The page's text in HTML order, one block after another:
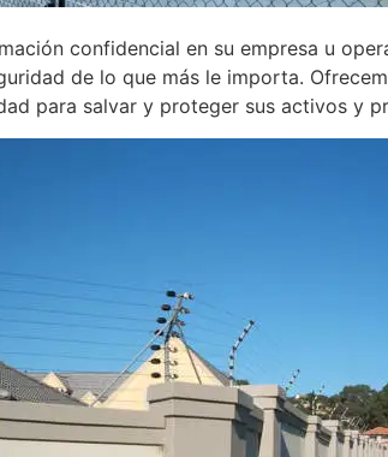
confidencial en su empresa u
de lo que más le importa.
para salvar y proteger sus activos y